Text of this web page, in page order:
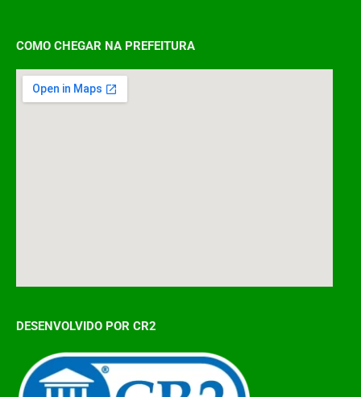
COMO CHEGAR NA PREFEITURA
DESENVOLVIDO POR CR2